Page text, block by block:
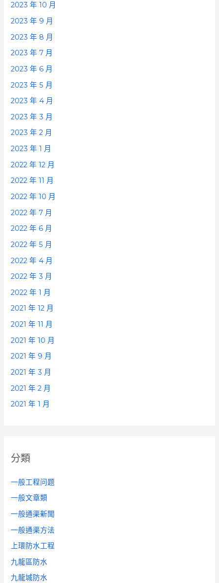
2023 年 10 月
2023 年 9 月
2023 年 8 月
2023 年 7 月
2023 年 6 月
2023 年 5 月
2023 年 4 月
2023 年 3 月
2023 年 2 月
2023 年 1 月
2022 年 12 月
2022 年 11 月
2022 年 10 月
2022 年 7 月
2022 年 6 月
2022 年 5 月
2022 年 4 月
2022 年 3 月
2022 年 1 月
2021 年 12 月
2021 年 11 月
2021 年 10 月
2021 年 9 月
2021 年 3 月
2021 年 2 月
2021 年 1 月
分類
一般工程问题
一般文章類
一般通渠新聞
一般通渠方法
上環防水工程
九龍區防水
九龍城防水